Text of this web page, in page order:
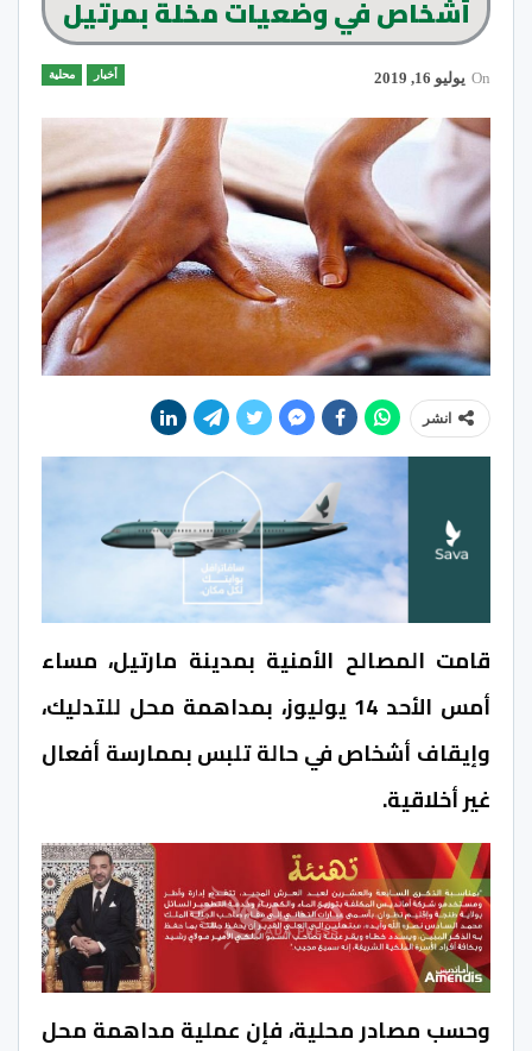
أشخاص في وضعيات مخلة بمرتيل
أخبار محلية On يوليو 16, 2019
انشر
قامت المصالح الأمنية بمدينة مارتيل، مساء
أمس الأحد 14 يوليوز، بمداهمة محل للتدليك،
وإيقاف أشخاص في حالة تلبس بممارسة أفعال
غير أخلاقية.
وحسب مصادر محلية، فإن عملية مداهمة محل